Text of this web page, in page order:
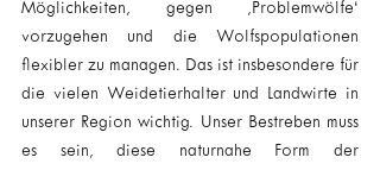
Möglichkeiten, gegen ‚Problemwölfe‘
vorzugehen und die Wolfspopulationen
flexibler zu managen. Das ist insbesondere für
die vielen Weidetierhalter und Landwirte in
unserer Region wichtig. Unser Bestreben muss
es sein, diese naturnahe Form der